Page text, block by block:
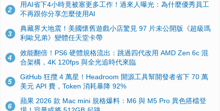
2
用AI省下4小時竟被塞更多工作！過來人曝光：為什麼優秀員工
不再跟你分享怎麼使用AI
3
典藏界大地震！美國懷舊遊戲小店驚見 97 片未公開版《超級瑪
利歐兄弟》變體任天堂卡帶
4
效能翻倍！PS6 硬體規格流出：跳過四代改用 AMD Zen 6c 混
合架構，4K 120fps 與全光追時代來臨
5
GitHub 狂攬 4 萬星！Headroom 開源工具幫開發者省下 70 萬
美元 API 費，Token 消耗暴降 92%
6
蘋果 2026 款 Mac mini 規格爆料：M6 與 M5 Pro 異色搭檔登